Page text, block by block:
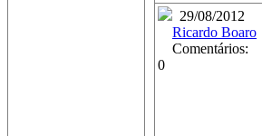
29/08/2012
Ricardo Boaro
Comentários:
0